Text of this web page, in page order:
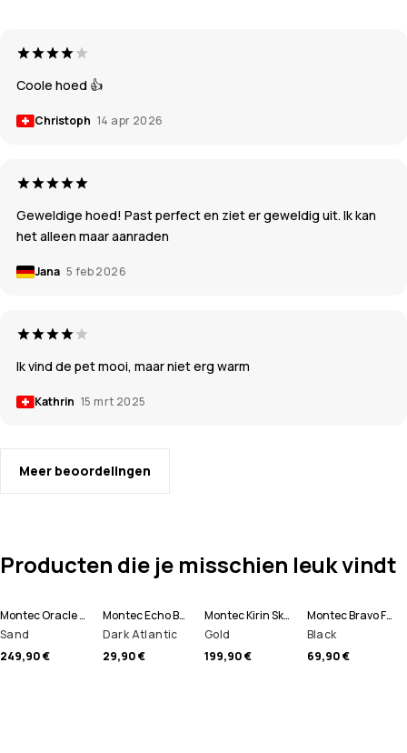
Coole hoed 👍
Christoph 14 apr 2026
Geweldige hoed! Past perfect en ziet er geweldig uit. Ik kan
het alleen maar aanraden
Jana 5 feb 2026
Ik vind de pet mooi, maar niet erg warm
Kathrin 15 mrt 2025
Meer beoordelingen
Producten die je misschien leuk vindt
Montec Oracle Ski jas Heren
Sand
249,90 €
Montec Echo Beanie
Dark Atlantic
29,90 €
Montec Kirin Skibroek Heren
Gold
199,90 €
Montec Bravo Fleece Trui Heren
Black
69,90 €